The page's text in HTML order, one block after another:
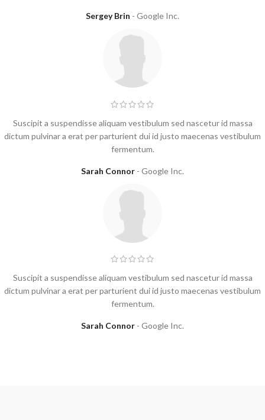
Sergey Brin Google Inc.
Suscipit a suspendisse aliquam vestibulum sed nascetur id massa
dictum pulvinar a erat per parturient dui id justo maecenas vestibulum
fermentum.
Sarah Connor Google Inc.
Suscipit a suspendisse aliquam vestibulum sed nascetur id massa
dictum pulvinar a erat per parturient dui id justo maecenas vestibulum
fermentum.
Sarah Connor Google Inc.